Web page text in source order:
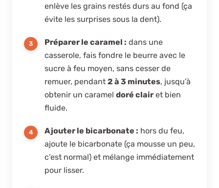
enlève les grains restés durs au fond (ça
évite les surprises sous la dent).
Préparer le caramel : dans une
casserole, fais fondre le beurre avec le
sucre à feu moyen, sans cesser de
remuer, pendant 2 à 3 minutes, jusqu’à
obtenir un caramel doré clairet bien
fluide.
Ajouter le bicarbonate : hors du feu,
ajoute le bicarbonate (ça mousse un peu,
c’est normal) et mélange immédiatement
pour lisser.